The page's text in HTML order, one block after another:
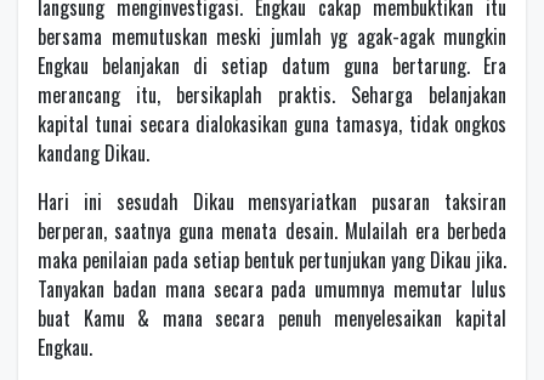
langsung menginvestigasi. Engkau cakap membuktikan itu
bersama memutuskan meski jumlah yg agak-agak mungkin
Engkau belanjakan di setiap datum guna bertarung. Era
merancang itu, bersikaplah praktis. Seharga belanjakan
kapital tunai secara dialokasikan guna tamasya, tidak ongkos
kandang Dikau.
Hari ini sesudah Dikau mensyariatkan pusaran taksiran
berperan, saatnya guna menata desain. Mulailah era berbeda
maka penilaian pada setiap bentuk pertunjukan yang Dikau jika.
Tanyakan badan mana secara pada umumnya memutar lulus
buat Kamu & mana secara penuh menyelesaikan kapital
Engkau.